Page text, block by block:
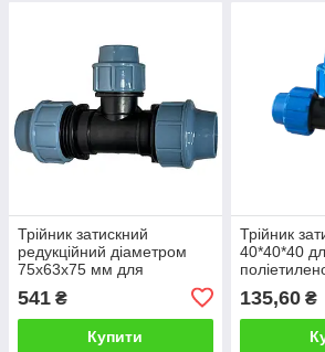
Трійник затискний
редукційний діаметром
75х63х75 мм для
з'єднання поліетиленових
труб
541 ₴
Купити
Трійник
40*40*40
135,60₴